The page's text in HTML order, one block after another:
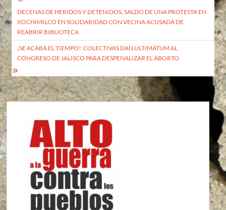
de
entradas
DECENAS DE HERIDOS Y DETENIDOS, SALDO DE UNA PROTESTA EN
XOCHIMILCO EN SOLIDARIDAD CON VECINA ACUSADA DE
REABRIR BIBLIOTECA
¡SE ACABA EL TIEMPO!: COLECTIVAS DAN ULTIMÁTUM AL
CONGRESO DE JALISCO PARA DESPENALIZAR EL ABORTO